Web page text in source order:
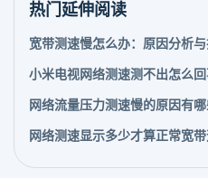
热门延伸阅读
宽带测速慢怎么办：原因分析
小米电视网络测速测不出怎么
网络流量压力测速慢的原因有
网络测速显示多少才算正常宽带